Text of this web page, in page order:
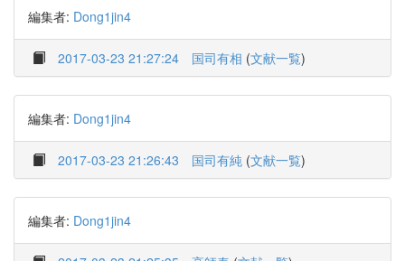
編集者: Dong1jin4
2017-03-23 21:27:24 国司有相 (文献一覧)
編集者: Dong1jin4
2017-03-23 21:26:43 国司有純 (文献一覧)
編集者: Dong1jin4